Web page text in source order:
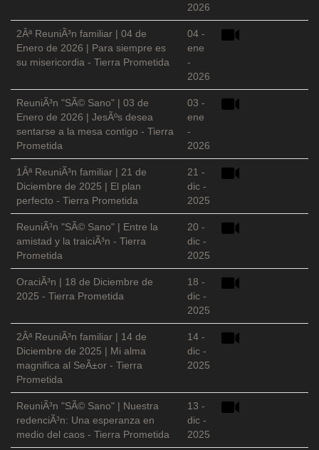
2026
2Âª ReuniÃ³n familiar | 04 de
Enero de 2026 | Para siempre es
su misericordia - Tierra Prometida
04 -
ene
-
2026
ReuniÃ³n "SÃ© Sano" | 03 de
Enero de 2026 | JesÃºs desea
sentarse a la mesa contigo - Tierra
Prometida
03 -
ene
-
2026
1Âª ReuniÃ³n familiar | 21 de
Diciembre de 2025 | El plan
perfecto - Tierra Prometida
21 -
dic -
2025
ReuniÃ³n "SÃ© Sano" | Entre la
amistad y la traiciÃ³n - Tierra
Prometida
20 -
dic -
2025
OraciÃ³n | 18 de Diciembre de
2025 - Tierra Prometida
18 -
dic -
2025
2Âª ReuniÃ³n familiar | 14 de
Diciembre de 2025 | Mi alma
magnifica al SeÃ±or - Tierra
Prometida
14 -
dic -
2025
ReuniÃ³n "SÃ© Sano" | Nuestra
redenciÃ³n: Una esperanza en
medio del caos - Tierra Prometida
13 -
dic -
2025